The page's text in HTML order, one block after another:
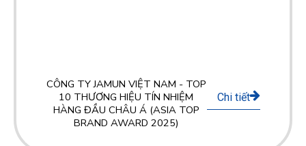
CÔNG TY JAMUN VIỆT NAM - TOP
10 THƯƠNG HIỆU TÍN NHIỆM
HÀNG ĐẦU CHÂU Á (ASIA TOP
BRAND AWARD 2025)
Chi tiết